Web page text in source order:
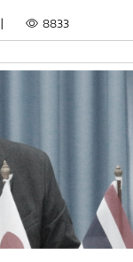
กรรมการ และคณะผู้แ
อหารือและลงนามคว
สริมและสนับสนุนควา
เกาหลี
| 8833